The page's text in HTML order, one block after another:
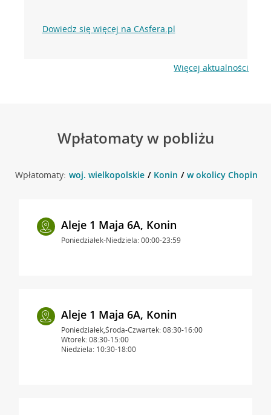
Dowiedz się więcej na CAsfera.pl
Więcej aktualności
Wpłatomaty w pobliżu
Wpłatomaty: woj. wielkopolskie Konin w okolicy Chopina
Aleje 1 Maja 6A, Konin
Poniedziałek-Niedziela: 00:00-23:59
Aleje 1 Maja 6A, Konin
Poniedziałek,Środa-Czwartek: 08:30-16:00
Wtorek: 08:30-15:00
Niedziela: 10:30-18:00